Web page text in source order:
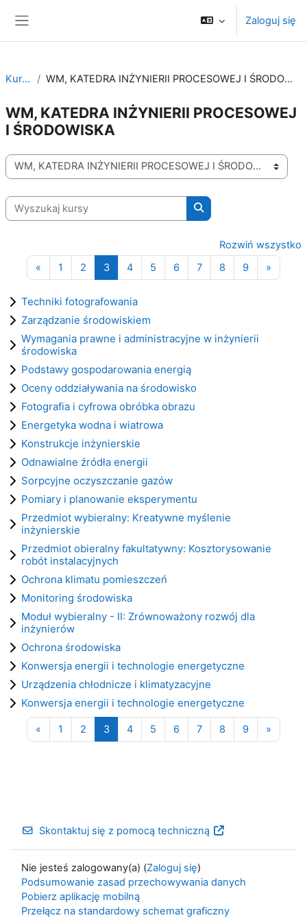
Zaloguj się
Kursy WM, KATEDRA INŻYNIERII PROCESOWEJ I ŚRODOWISKA
WM, KATEDRA INŻYNIERII PROCESOWEJ
I ŚRODOWISKA
Kategorie kursów
Wyszukaj kursy
Wyszukaj kursy
Rozwiń wszystko
« Poprzednia strona
1 Strona 1
2 Strona 2
3Strona 3
4Strona 4
5 Strona 5
6Strona 6
7Strona 7
8 Strona 8
9Strona 9
»
Techniki fotografowania
Zarządzanie środowiskiem
Wymagania prawne i administracyjne w inżynierii
środowiska
Podstawy gospodarowania energią
Oceny oddziaływania na środowisko
Fotografia i cyfrowa obróbka obrazu
Energetyka wodna i wiatrowa
Konstrukcje inżynierskie
Odnawialne źródła energii
Sorpcyjne oczyszczanie gazów
Pomiary i planowanie eksperymentu
Przedmiot wybieralny: Kreatywne myślenie
inżynierskie
Przedmiot obieralny fakultatywny: Kosztorysowanie
robót instalacyjnych
Ochrona klimatu pomieszczeń
Monitoring środowiska
Moduł wybieralny - II: Zrównoważony rozwój dla
inżynierów
Ochrona środowiska
Konwersja energii i technologie energetyczne
Urządzenia chłodnicze i klimatyzacyjne
Konwersja energii i technologie energetyczne
« Poprzednia strona
1 Strona 1
2 Strona 2
3Strona 3
4Strona 4
5 Strona 5
6Strona 6
7Strona 7
8 Strona 8
9Strona 9
»
Skontaktuj się z pomocą techniczną
Nie jesteś zalogowany(a) (Zaloguj się)
Podsumowanie zasad przechowywania danych
Pobierz aplikację mobilną
Przełącz na standardowy schemat graficzny